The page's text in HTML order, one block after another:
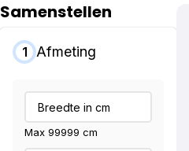
Samenstellen
1 Afmeting
Max 99999 cm